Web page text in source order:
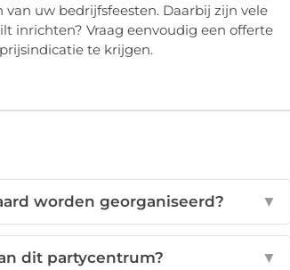
uw bedrijfsfeesten. Daarbij zijn vele
inrichten? Vraag eenvoudig een offerte
te krijgen.
worden georganiseerd? ▼
dit partycentrum? ▼